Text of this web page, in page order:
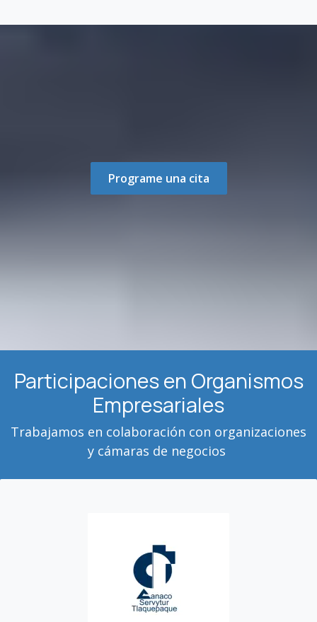
Programe una cita
Participaciones en Organismos
Empresariales
Trabajamos en colaboración con organizaciones
y cámaras de negocios